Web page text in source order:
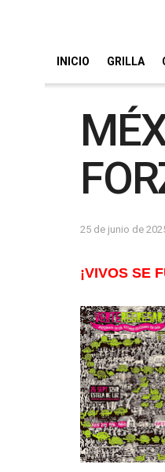
INICIO GRILLA
25 de junio de
¡VIVOS SE